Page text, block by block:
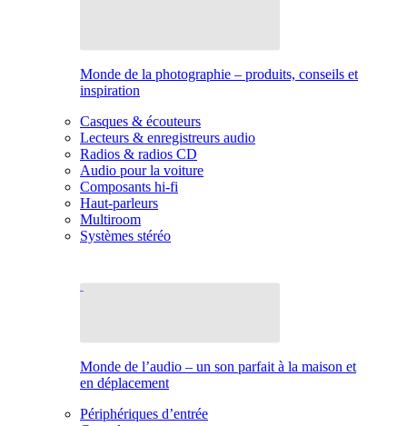
Monde de la photographie – produits, conseils et
inspiration
Casques & écouteurs
Lecteurs & enregistreurs audio
Radios & radios CD
Audio pour la voiture
Composants hi-fi
Haut-parleurs
Multiroom
Systèmes stéréo
Monde de l’audio – un son parfait à la maison et
en déplacement
Périphériques d’entrée